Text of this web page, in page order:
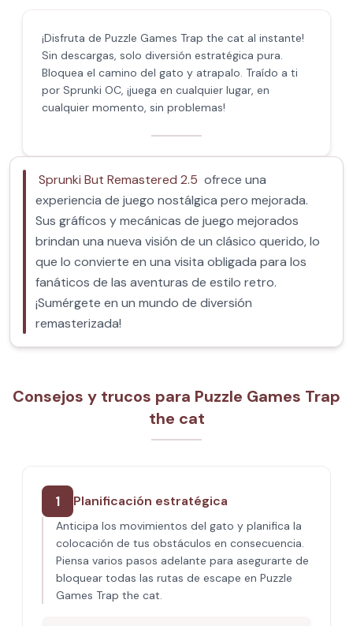
¡Disfruta de Puzzle Games Trap the cat al instante!
Sin descargas, solo diversión estratégica pura.
Bloquea el camino del gato y atrapalo. Traído a ti
por Sprunki OC, ¡juega en cualquier lugar, en
cualquier momento, sin problemas!
Sprunki But Remastered 2.5 ofrece una
experiencia de juego nostálgica pero mejorada.
Sus gráficos y mecánicas de juego mejorados
brindan una nueva visión de un clásico querido, lo
que lo convierte en una visita obligada para los
fanáticos de las aventuras de estilo retro.
¡Sumérgete en un mundo de diversión
remasterizada!
Consejos y trucos para Puzzle Games Trap
the cat
1 Planificación estratégica
Anticipa los movimientos del gato y planifica la
colocación de tus obstáculos en consecuencia.
Piensa varios pasos adelante para asegurarte de
bloquear todas las rutas de escape en Puzzle
Games Trap the cat.